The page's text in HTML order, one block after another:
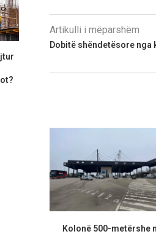
Artikulli i mëparshëm
Dobitë shëndetësore
Kolonë 500-metërshe